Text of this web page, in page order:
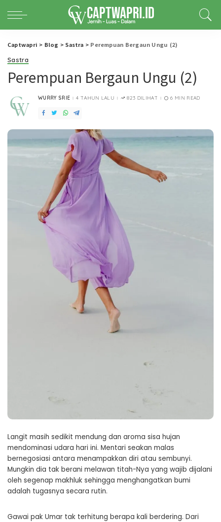
Captwapri > Blog > Sastra > Perempuan Bergaun Ungu (2)
Sastra
Perempuan Bergaun Ungu (2)
POSTED
WURRY SRIE 4 TAHUN LALU 823 DILIHAT 6 MIN READ
Langit masih sedikit mendung dan aroma sisa hujan
mendominasi udara hari ini. Mentari seakan malas
bernegosiasi antara menampakkan diri atau sembunyi.
Mungkin dia tak berani melawan titah-Nya yang wajib dijalani
oleh segenap makhluk sehingga menghangatkan bumi
adalah tugasnya secara rutin.
Gawai pak Umar tak terhitung berapa kali berdering. Dari